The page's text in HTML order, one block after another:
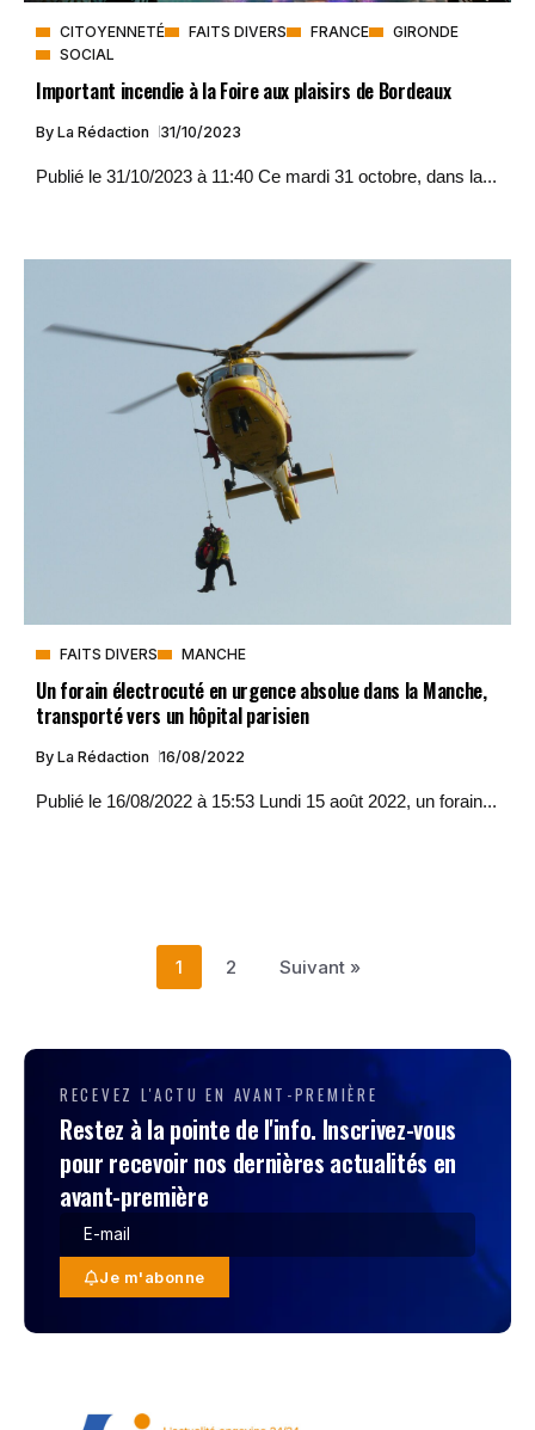
CITOYENNETÉ FAITS DIVERS FRANCE
GIRONDE
SOCIAL
Important incendie à la Foire aux plaisirs de Bordeaux
By La Rédaction 31/10/2023
Publié le 31/10/2023 à 11:40 Ce mardi 31 octobre, dans la...
FAITS DIVERS MANCHE
Un forain électrocuté en urgence absolue dans la Manche,
transporté vers un hôpital parisien
By La Rédaction 16/08/2022
Publié le 16/08/2022 à 15:53 Lundi 15 août 2022, un forain...
1 2 Suivant »
RECEVEZ L'ACTU EN AVANT-PREMIÈRE
Restez à la pointe de l'info. Inscrivez-vous
pour recevoir nos dernières actualités en
avant-première
Je m'abonne